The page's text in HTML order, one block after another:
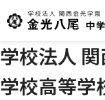
学校法人
学校高等学